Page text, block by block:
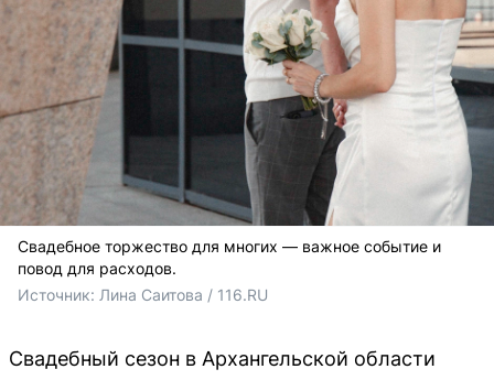
Свадебное торжество для многих — важное событие и
повод для расходов.
Источник: Лина Саитова / 116.RU
Свадебный сезон в Архангельской области